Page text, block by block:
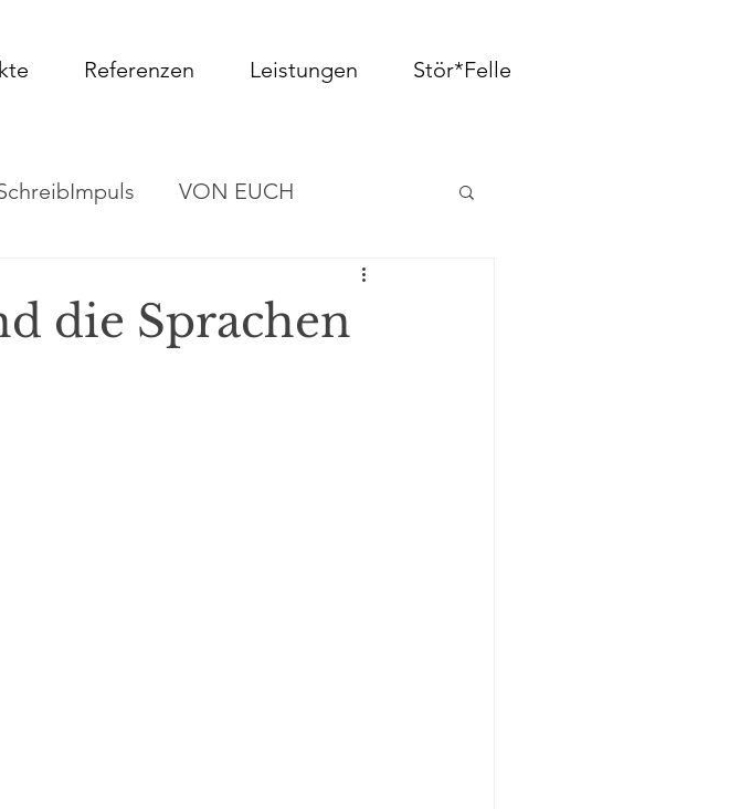
Referenzen Leistungen Stör*Felle
VON EUCH
die Sprachen